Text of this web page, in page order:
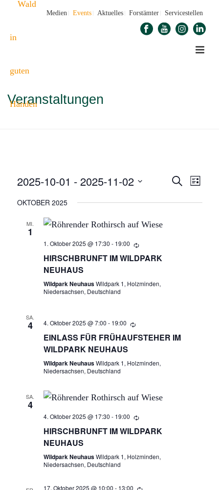
Medien Events Aktuelles Forstämter Servicestellen
Veranstaltungen
V
E
A
Suche
V
Liste
2025-10-01 - 2025-11-02
OKTOBER 2025
MI.
1
1. Oktober 2025 @ 17:30 - 19:00
HIRSCHBRUNFT IM WILDPARK
NEUHAUS
Wildpark NeuhausWildpark 1, Holzminden,
Niedersachsen, Deutschland
SA.
4 4. Oktober 2025 @ 7:00 - 19:00
EINLASS FÜR FRÜHAUFSTEHER IM
WILDPARK NEUHAUS
Wildpark NeuhausWildpark 1, Holzminden,
Niedersachsen, Deutschland
SA.
4
4. Oktober 2025 @ 17:30 - 19:00
HIRSCHBRUNFT IM WILDPARK
NEUHAUS
Wildpark NeuhausWildpark 1, Holzminden,
Niedersachsen, Deutschland
17. Oktober 2025 @ 10:00 - 13:00